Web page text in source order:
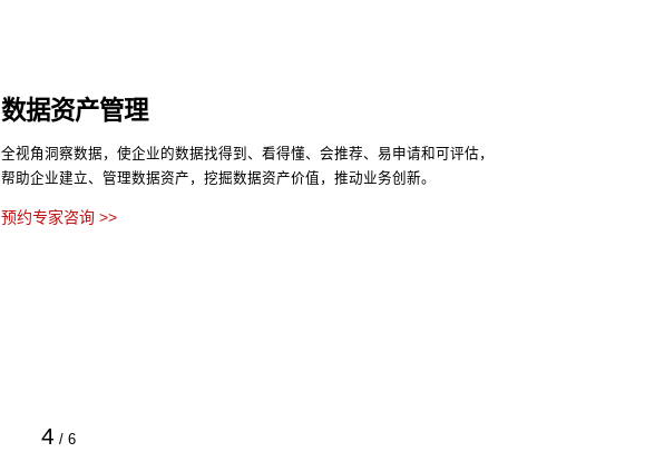
4 / 6
数据资产管理
全视角洞察数据，使企业的数据找得到、看得懂、会推荐、易申请和可评估，
帮助企业建立、管理数据资产，挖掘数据资产价值，推动业务创新。
预约专家咨询 >>